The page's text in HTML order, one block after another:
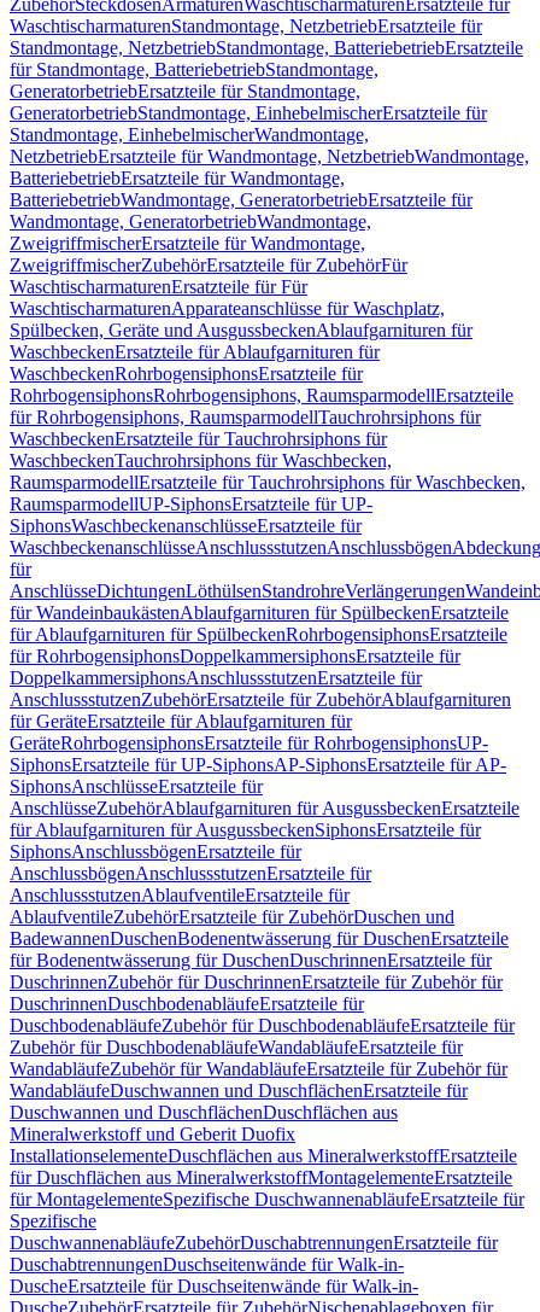
ZubehörSteckdosenArmaturenWaschtischarmaturen Ersatzteile für
WaschtischarmaturenStandmontage, NetzbetriebErsatzteile für
Standmontage, NetzbetriebStandmontage, BatteriebetriebErsatzteile
für Standmontage, BatteriebetriebStandmontage,
GeneratorbetriebErsatzteile für Standmontage,
GeneratorbetriebStandmontage, EinhebelmischerErsatzteile für
Standmontage, EinhebelmischerWandmontage,
NetzbetriebErsatzteile für Wandmontage, NetzbetriebWandmontage,
BatteriebetriebErsatzteile für Wandmontage,
BatteriebetriebWandmontage, GeneratorbetriebErsatzteile für
Wandmontage, GeneratorbetriebWandmontage,
ZweigriffmischerErsatzteile für Wandmontage,
ZweigriffmischerZubehörErsatzteile für ZubehörFür
WaschtischarmaturenErsatzteile für Für
WaschtischarmaturenApparateanschlüsse für Waschplatz,
Spülbecken, Geräte und AusgussbeckenAblaufgarnituren für
WaschbeckenErsatzteile für Ablaufgarnituren für
WaschbeckenRohrbogensiphonsErsatzteile für
RohrbogensiphonsRohrbogensiphons, RaumsparmodellErsatzteile
für Rohrbogensiphons, RaumsparmodellTauchrohrsiphons für
WaschbeckenErsatzteile für Tauchrohrsiphons für
WaschbeckenTauchrohrsiphons für Waschbecken,
RaumsparmodellErsatzteile für Tauchrohrsiphons für Waschbecken,
RaumsparmodellUP-SiphonsErsatzteile für UP-
SiphonsWaschbeckenanschlüsseErsatzteile für
WaschbeckenanschlüsseAnschlussstutzenAnschlussbögen
für
AnschlüsseDichtungenLöthülsenStandrohreVerlängerungen
für WandeinbaukästenAblaufgarnituren für SpülbeckenErsatzteile
für Ablaufgarnituren für SpülbeckenRohrbogensiphonsErsatzteile
für RohrbogensiphonsDoppelkammersiphonsErsatzteile für
DoppelkammersiphonsAnschlussstutzenErsatzteile für
AnschlussstutzenZubehörErsatzteile für ZubehörAblaufgarnituren
für GeräteErsatzteile für Ablaufgarnituren für
GeräteRohrbogensiphonsErsatzteile für RohrbogensiphonsUP-
SiphonsErsatzteile für UP-SiphonsAP-SiphonsErsatzteile für AP-
SiphonsAnschlüsseErsatzteile für
AnschlüsseZubehörAblaufgarnituren für AusgussbeckenErsatzteile
für Ablaufgarnituren für AusgussbeckenSiphonsErsatzteile für
SiphonsAnschlussbögenErsatzteile für
AnschlussbögenAnschlussstutzenErsatzteile für
AnschlussstutzenAblaufventileErsatzteile für
AblaufventileZubehörErsatzteile für ZubehörDuschen und
BadewannenDuschenBodenentwässerung für DuschenErsatzteile
für Bodenentwässerung für DuschenDuschrinnenErsatzteile für
DuschrinnenZubehör für DuschrinnenErsatzteile für Zubehör für
DuschrinnenDuschbodenabläufeErsatzteile für
DuschbodenabläufeZubehör für DuschbodenabläufeErsatzteile für
Zubehör für DuschbodenabläufeWandabläufeErsatzteile für
WandabläufeZubehör für WandabläufeErsatzteile für Zubehör für
WandabläufeDuschwannen und DuschflächenErsatzteile für
Duschwannen und DuschflächenDuschflächen aus
Mineralwerkstoff und Geberit Duofix
InstallationselementeDuschflächen aus MineralwerkstoffErsatzteile
für Duschflächen aus MineralwerkstoffMontagelementeErsatzteile
für MontagelementeSpezifische DuschwannenabläufeErsatzteile für
Spezifische
DuschwannenabläufeZubehörDuschabtrennungenErsatzteile für
DuschabtrennungenDuschseitenwände für Walk-in-
DuscheErsatzteile für Duschseitenwände für Walk-in-
DuscheZubehörErsatzteile für ZubehörNischenablageboxen für